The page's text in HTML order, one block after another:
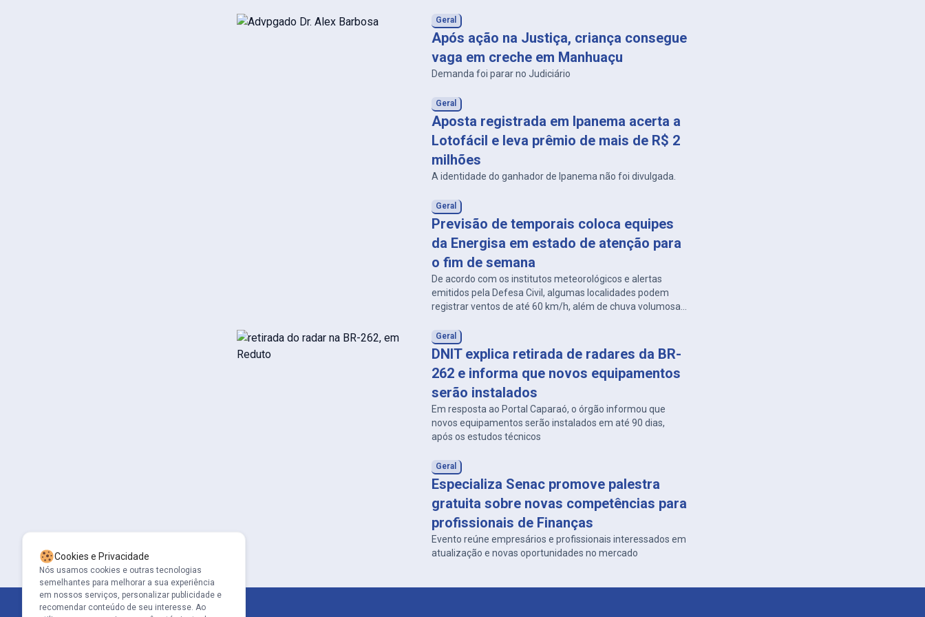
Geral
Após ação na Justiça, criança consegue
vaga em creche em Manhuaçu
Demanda foi parar no Judiciário
Geral
Aposta registrada em Ipanema acerta a
Lotofácil e leva prêmio de mais de R$ 2
milhões
A identidade do ganhador de Ipanema não foi divulgada.
Geral
Previsão de temporais coloca equipes
da Energisa em estado de atenção para
o fim de semana
De acordo com os institutos meteorológicos e alertas
emitidos pela Defesa Civil, algumas localidades podem
registrar ventos de até 60 km/h, além de chuva volumosa
Geral
DNIT explica retirada de radares da BR-
262 e informa que novos equipamentos
serão instalados
Em resposta ao Portal Caparaó, o órgão informou que
novos equipamentos serão instalados em até 90 dias,
após os estudos técnicos
Geral
Especializa Senac promove palestra
gratuita sobre novas competências para
profissionais de Finanças
Evento reúne empresários e profissionais interessados em
atualização e novas oportunidades no mercado
Cookies e Privacidade
Nós usamos cookies e outras tecnologias
semelhantes para melhorar a sua experiência
em nossos serviços, personalizar publicidade e
recomendar conteúdo de seu interesse. Ao